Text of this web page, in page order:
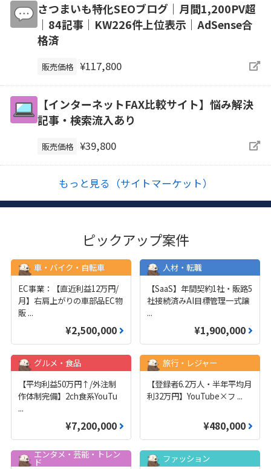
さつまいも特化SEOブログ｜月間1,200PV超
｜84記事｜KW226件上位表示｜AdSense合
格済
販売価格 ¥117,800
【インターネットFAX比較サイト】悩み解決
記事・検索流入あり
販売価格 ¥39,800
もっと見る（サイトマーケット）
ピックアップ案件
車・バイク・自転車
EC事業：【直近利益12万円/
月】右肩上がりの車部品EC物
販 ...
¥2,500,000
人材・転職
【SaaS】年間契約1社・販路5
社接続済みAI目標管理一式譲
...
¥1,900,000
グルメ・食品
【平均利益50万円↑/外注制
作体制完備】2ch食系YouTu
...
¥7,200,000
旅行・レジャー
【登録者6.2万人・半年平均月
利32万円】YouTube×フ ...
¥480,000
エンタメ・芸能・トレン
ド
ファッション